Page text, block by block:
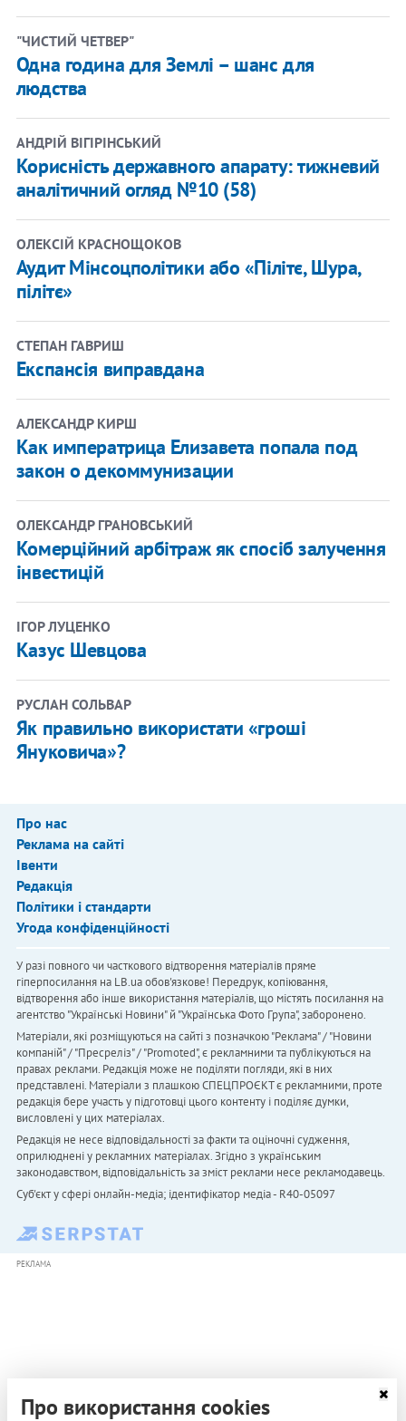
"ЧИСТИЙ ЧЕТВЕР"
​Одна година для Землі – шанс для
людства
АНДРІЙ ВІГІРІНСЬКИЙ
Корисність державного апарату: тижневий
аналітичний огляд №10 (58)
ОЛЕКСІЙ КРАСНОЩОКОВ
Аудит Мінсоцполітики або «Пілітє, Шура,
пілітє»
СТЕПАН ГАВРИШ
Експансія виправдана
АЛЕКСАНДР КИРШ
Как императрица Елизавета попала под
закон о декоммунизации
ОЛЕКСАНДР ГРАНОВСЬКИЙ
Комерційний арбітраж як спосіб залучення
інвестицій
ІГОР ЛУЦЕНКО
Казус Шевцова
РУСЛАН СОЛЬВАР
Як правильно використати «гроші
Януковича»?
Про нас
Реклама на сайті
Івенти
Редакція
Політики і стандарти
Угода конфіденційності
У разі повного чи часткового відтворення матеріалів пряме
гіперпосилання на LB.ua обов'язкове! Передрук, копіювання,
відтворення або інше використання матеріалів, що містять посилання на
агентство "Українськi Новини" й "Українська Фото Група", заборонено.
Матеріали, які розміщуються на сайті з позначкою "Реклама" / "Новини
компаній" / "Пресреліз" / "Promoted", є рекламними та публікуються на
правах реклами. Редакція може не поділяти погляди, які в них
представлені. Матеріали з плашкою СПЕЦПРОЄКТ є рекламними, проте
редакція бере участь у підготовці цього контенту і поділяє думки,
висловлені у цих матеріалах.
Редакція не несе відповідальності за факти та оціночні судження,
оприлюднені у рекламних матеріалах. Згідно з українським
законодавством, відповідальність за зміст реклами несе рекламодавець.
Cуб'єкт у сфері онлайн-медіа; ідентифікатор медіа - R40-05097
РЕКЛАМА
Про використання cookies